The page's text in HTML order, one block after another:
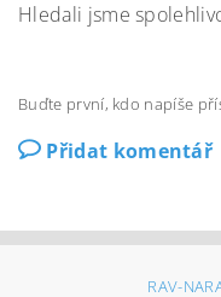
Hledali jsme
Buďte první, kdo napíše
Přidat komentář
RAV-